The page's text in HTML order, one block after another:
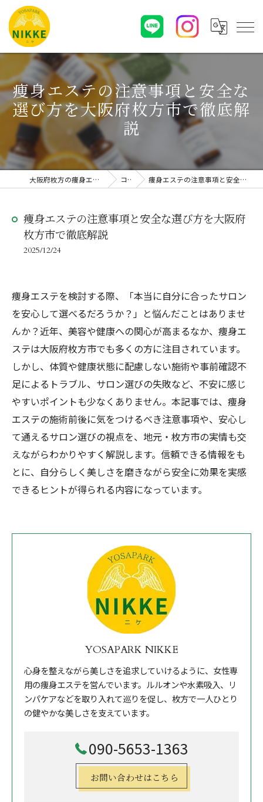
痩身エステの注意事項と安全な
選び方を大阪府枚方市で徹底解
説
大阪府枚方の痩身エステならYOSAPARK NIKKE コラム 痩身エステの注意事項と安全な選び方を大阪府枚方市で徹底解説
痩身エステの注意事項と安全な選び方を大阪府
枚方市で徹底解説
2025/12/24
痩身エステを検討する際、「本当に自分に合ったサロン
を安心して選べるだろうか？」と悩んだことはありませ
んか？近年、美容や健康への関心が高まるなか、痩身エ
ステは大阪府枚方市でも多くの方に注目されています。
しかし、体質や健康状態に配慮しない施術や事前確認不
足によるトラブル、サロン選びの失敗など、不安に感じ
やすいポイントも少なくありません。本記事では、痩身
エステの施術前後に気をつけるべき注意事項や、安心し
て通えるサロン選びの視点を、地元・枚方市の実情も交
えながらわかりやすく解説します。信頼できる情報をも
とに、自分らしく美しさを磨きながら安全に効果を実感
できるヒントが得られる内容になっています。
YOSAPARK NIKKE
心身を整えながら美しさを追求していけるように、女性専
用の痩身エステを営んでいます。ルルオンや水素吸入、リ
ンパケアなどを取り入れて巡りを促し、枚方で一人ひとり
の健やかな美しさを支えています。
090-5653-1363
お問い合わせはこちら